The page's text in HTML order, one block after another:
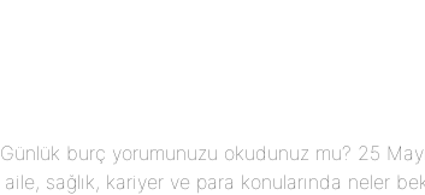
Günlük burç yorumunuzu okudunuz mu? 25
aile, sağlık, kariyer ve para konularında neler